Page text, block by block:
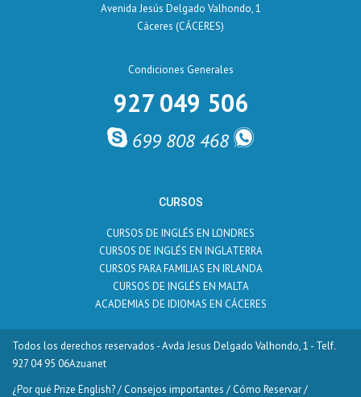
Avenida Jesús Delgado Valhondo, 1
Cáceres (CÁCERES)
Condiciones Generales
927 049 506
699 808 468
CURSOS
CURSOS DE INGLÉS EN LONDRES
CURSOS DE INGLÉS EN INGLATERRA
CURSOS PARA FAMILIAS EN IRLANDA
CURSOS DE INGLÉS EN MALTA
ACADEMIAS DE IDIOMAS EN CÁCERES
Todos los derechos reservados - Avda Jesus Delgado Valhondo, 1 - Telf.
927 04 95 06Azuanet
¿Por qué Prize English?/ Consejos importantes / Cómo Reservar/